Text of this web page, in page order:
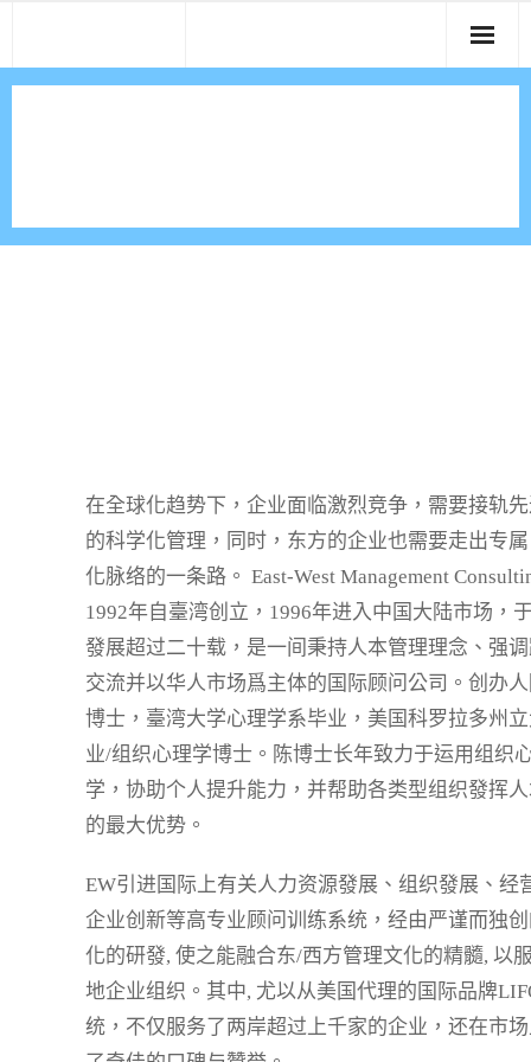
content
在全球化趋势下，企业面临激烈竞争，需要接轨
的科学化管理，同时，东方的企业也需要走出专
化脉络的一条路。 East-West Management
1992年自臺湾创立，1996年进入中国大陆市场，
發展超过二十载，是一间秉持人本管理理念、强
交流并以华人市场爲主体的国际顾问公司。创办
博士，臺湾大学心理学系毕业，美国科罗拉多州
业/组织心理学博士。陈博士长年致力于运用组织
学，协助个人提升能力，并帮助各类型组织發挥
的最大优势。
EW引进国际上有关人力资源發展、组织發展、经
企业创新等高专业顾问训练系统，经由严谨而独
化的研發, 使之能融合东/西方管理文化的精髓, 以
地企业组织。其中, 尤以从美国代理的国际品牌
统，不仅服务了两岸超过上千家的企业，还在市